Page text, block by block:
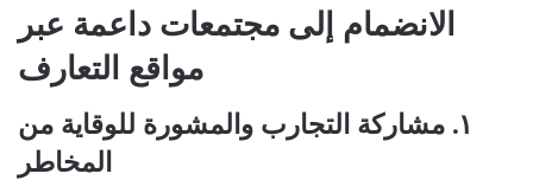
الانضمام إلى مجتمعات داعمة عبر
مواقع التعارف
١. مشاركة التجارب والمشورة للوقاية من
المخاطر